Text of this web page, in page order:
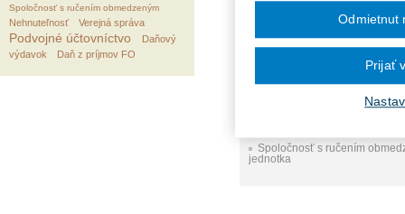
Spoločnosť s ručením obmedzeným
Nehnuteľnosť Verejná správa
Podvojné účtovníctvo
Daňový
výdavok
Daň z príjmov FO
za obdobie august ayž
a vo Výkaze ziskov a strát?
Spoločnosť s ručením
jednotka
Odmietnut
Prijať